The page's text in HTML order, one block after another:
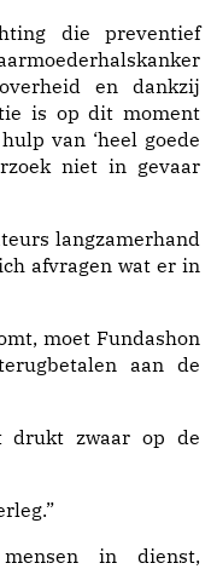
die preventief
en dankzij
is op dit moment
van ‘heel goede
niet in gevaar
langzamerhand
afvragen wat er in
moet Fundashon
aan de
drukt zwaar op de
in dienst,